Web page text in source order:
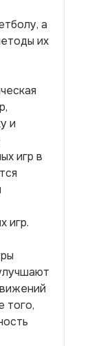
а
их
и
игр в
игр.
того,